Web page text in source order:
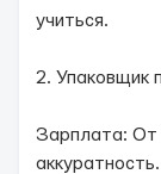
учиться.
2. Упаковщик
Зарплата: От
аккуратность.